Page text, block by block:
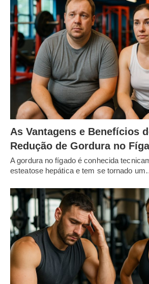
As Vantagens e Benefícios
Redução de Gordura no
A gordura no fígado é conhecida
esteatose hepática e tem se tornado